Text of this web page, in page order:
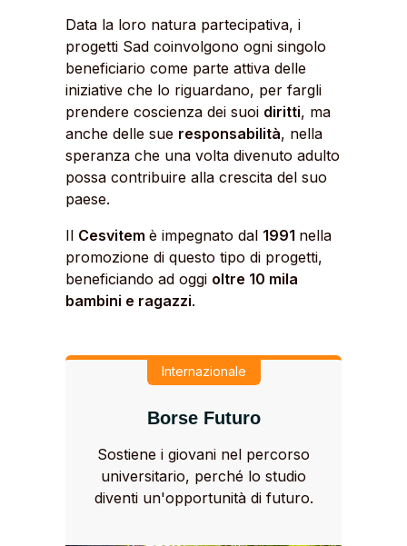
Data la loro natura partecipativa, i
progetti Sad coinvolgono ogni singolo
beneficiario come parte attiva delle
iniziative che lo riguardano, per fargli
prendere coscienza dei suoi diritti, ma
anche delle sue responsabilità, nella
speranza che una volta divenuto adulto
possa contribuire alla crescita del suo
paese.
Il Cesvitem è impegnato dal 1991 nella
promozione di questo tipo di progetti,
beneficiando ad oggi oltre 10 mila
bambini e ragazzi.
Internazionale
Borse Futuro
Sostiene i giovani nel percorso
universitario, perché lo studio
diventi un'opportunità di futuro.